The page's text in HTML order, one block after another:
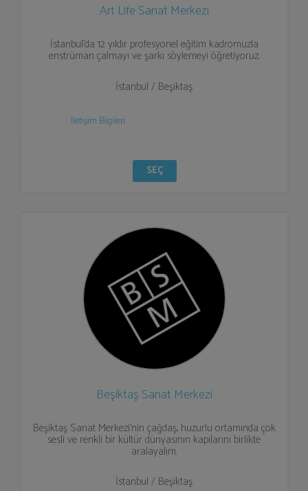
Art Life Sanat Merkezi
İstanbul'da 12 yıldır profesyonel eğitim kadromuzla
enstrüman çalmayı ve şarkı söylemeyi öğretiyoruz.
İstanbul / Beşiktaş
İletişim Bilgileri
SEÇ
Beşiktaş Sanat Merkezi
Beşiktaş Sanat Merkezi’nin çağdaş, huzurlu ortamında çok
sesli ve renkli bir kültür dünyasının kapılarını birlikte
aralayalım.
İstanbul / Beşiktaş